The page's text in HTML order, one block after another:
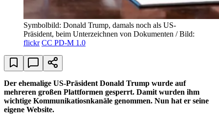
Symbolbild: Donald Trump, damals noch als US-
Präsident, beim Unterzeichnen von Dokumenten / Bild:
flickr CC PD-M 1.0
Der ehemalige US-Präsident Donald Trump wurde auf
mehreren großen Plattformen gesperrt. Damit wurden ihm
wichtige Kommunikatiosnkanäle genommen. Nun hat er seine
eigene Website.